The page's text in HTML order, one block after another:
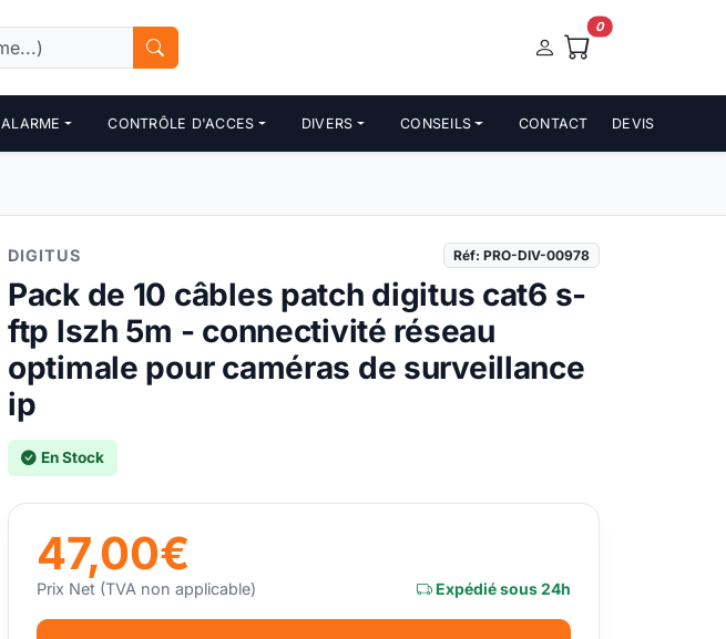
0
ALARME CONTRÔLE D'ACCES DIVERS CONSEILS CONTACT DEVIS
DIGITUS Réf: PRO-DIV-00978
Pack de 10 câbles patch digitus cat6 s-
ftp lszh 5m - connectivité réseau
optimale pour caméras de surveillance
ip
En Stock
47,00€
Prix Net (TVA non applicable) Expédié sous 24h